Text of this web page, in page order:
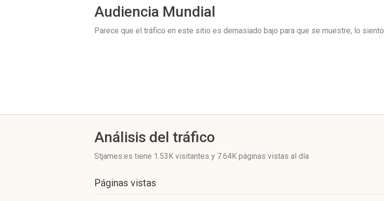
Audiencia Mundial
Parece que el tráfico en este sitio es demasiado bajo para que se muestre, lo
Análisis del tráfico
Stjames.es tiene 1.53K visitantes y 7.64K páginas vistas al día
Páginas vistas